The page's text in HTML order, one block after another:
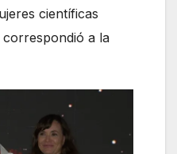
científicas
correspondió a la